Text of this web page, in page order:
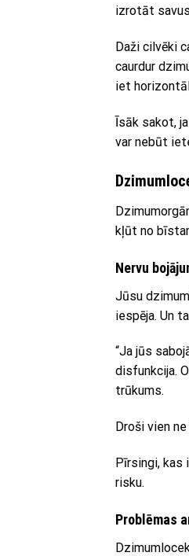
izrotāt
Daži cilvēki
caurdur
iet
Īsāk sakot,
var nebūt
kļūt no
Nervu
Jūsu
iespēja. Un
“Ja jūs
disfunkcija.
trūkums.
Droši vien
Pīrsingi, kas
risku.
Problēmas